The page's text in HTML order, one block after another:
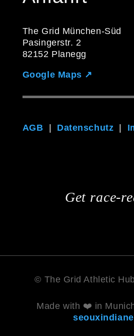
The Grid München-Süd
Pasingerstr. 2
82152 Planegg
Google Maps ↗
AGB Datenschutz
Get race-
© The Grid Athletic
Made with ❤️ in